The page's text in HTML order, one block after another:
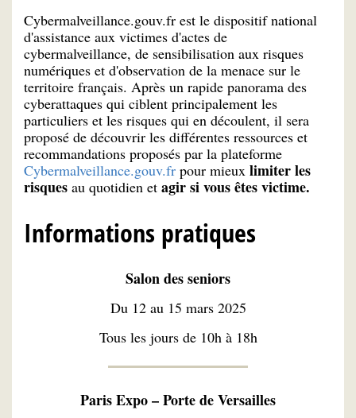
Cybermalveillance.gouv.fr est le dispositif national
d'assistance aux victimes d'actes de
cybermalveillance, de sensibilisation aux risques
numériques et d'observation de la menace sur le
territoire français. Après un rapide panorama des
cyberattaques qui ciblent principalement les
particuliers et les risques qui en découlent, il sera
proposé de découvrir les différentes ressources et
recommandations proposés par la plateforme
Cybermalveillance.gouv.fr pour mieux limiter les
risques au quotidien et agir si vous êtes victime.
Informations pratiques
Salon des seniors
Du 12 au 15 mars 2025
Tous les jours de 10h à 18h
Paris Expo – Porte de Versailles